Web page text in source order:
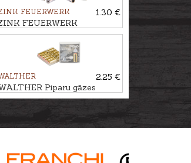
FEUERWERK
1.30 €
FEUERWERK
ANGLE EYES,
2.25 €
Piparu gāzes
9mm P.A.K. PV